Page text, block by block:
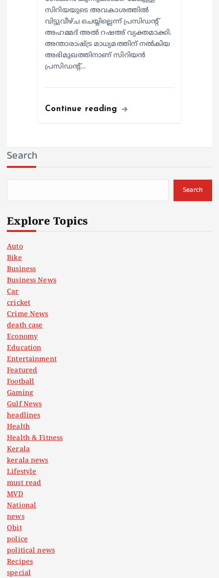
സിറിയയുടെ അവകാശത്തില്‍
വിട്ടുവീഴ്ച ചെയ്യില്ലെന്ന് പ്രസിഡന്റ്
അഹമ്മദ് അല്‍ റഷഅ് വ്യക്തമാക്കി.
അന്താരാഷ്ട്ര മാധ്യമത്തിന് നല്‍കിയ
അഭിമുഖത്തിനാണ് സിറിയന്‍
പ്രസിഡന്റ്…
Continue reading
Search
Search
Explore Topics
Auto
Bike
Business
Business News
Car
cricket
Crime News
death case
Economy
Education
Entertainment
Featured
Football
Gaming
Gulf News
headlines
Health
Health & Fitness
Kerala
kerala news
Lifestyle
must read
MVD
National
news
Obit
police
political news
Recipes
special